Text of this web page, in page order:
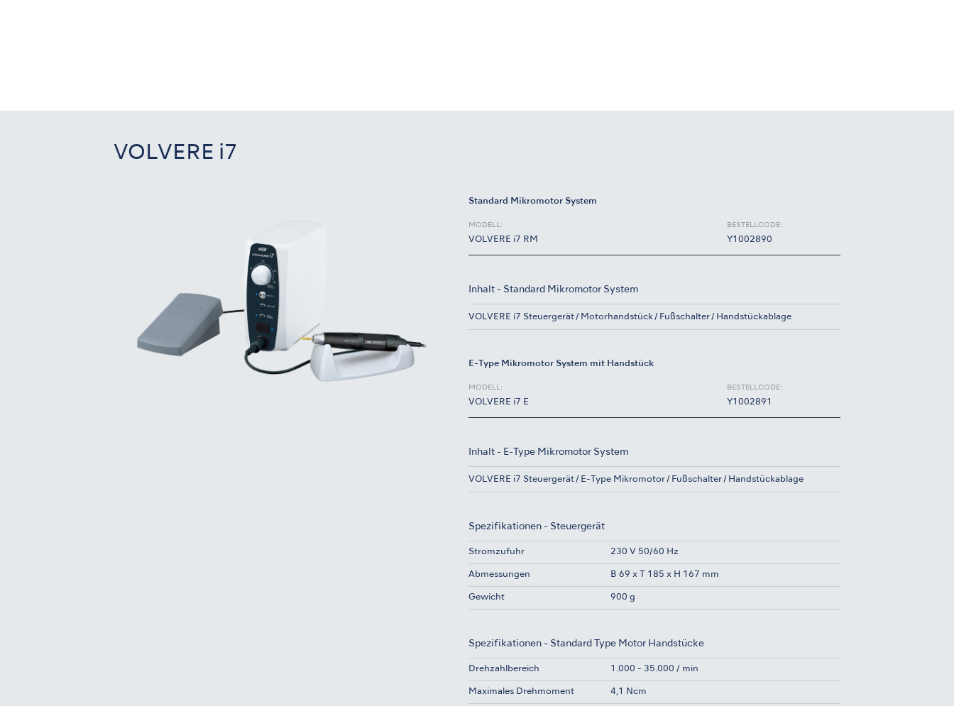
VOLVERE i7
Standard Mikromotor System
MODELL:
VOLVERE i7 RM
BESTELLCODE:
Y1002890
Inhalt - Standard Mikromotor System
VOLVERE i7 Steuergerät Motorhandstück Fußschalter Handstückablage
E-Type Mikromotor System mit Handstück
MODELL:
VOLVERE i7 E
BESTELLCODE:
Y1002891
Inhalt - E-Type Mikromotor System
VOLVERE i7 Steuergerät E-Type Mikromotor Fußschalter Handstückablage
Spezifikationen - Steuergerät
Stromzufuhr 230 V 50/60 Hz
Abmessungen B 69 x T 185 x H 167 mm
Gewicht 900 g
Spezifikationen - Standard Type Motor Handstücke
Drehzahlbereich 1.000 - 35.000 / min
Maximales Drehmoment 4,1 Ncm